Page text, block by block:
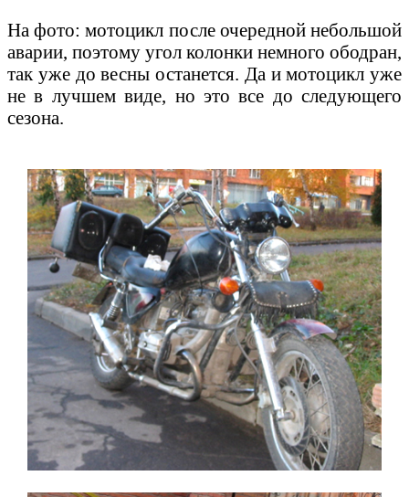
На фото: мотоцикл после очередной небольшой
аварии, поэтому угол колонки немного ободран,
так уже до весны останется. Да и мотоцикл уже
не в лучшем виде, но это все до следующего
сезона.